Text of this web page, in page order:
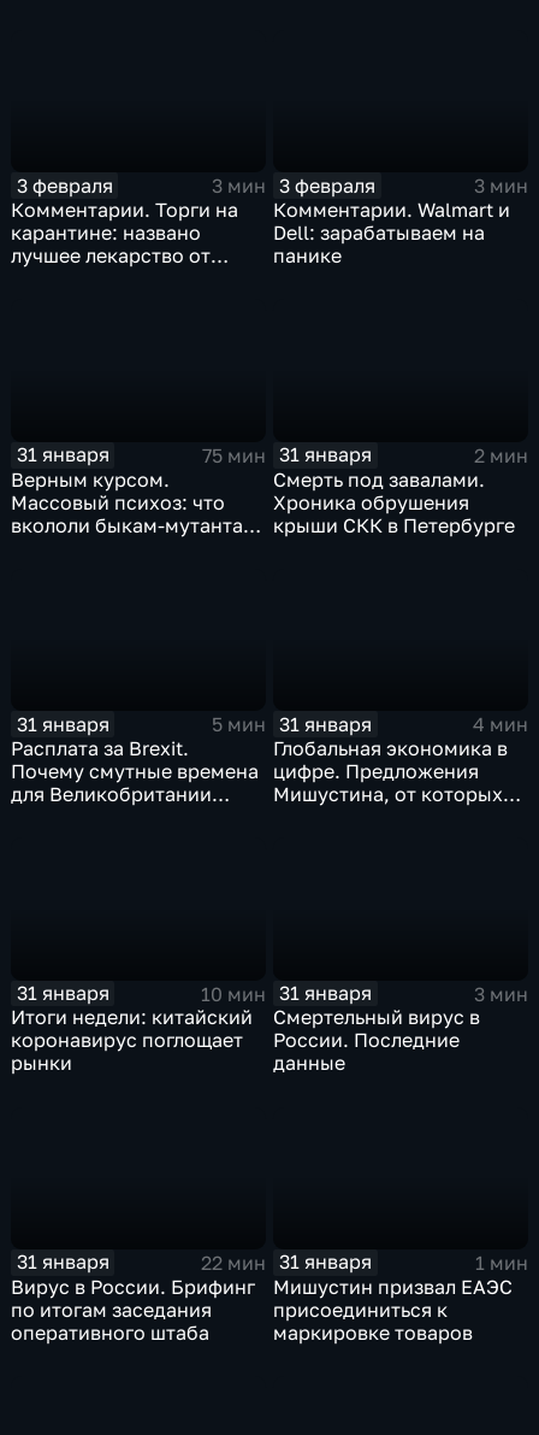
3 февраля
3 мин
Комментарии. Торги на
карантине: названо
лучшее лекарство от
3 февраля
3 мин
Комментарии. Walmart и
Dell: зарабатываем на
панике
31 января
75 мин
Верным курсом.
Массовый психоз: что
вкололи быкам-мутантам,
31 января
2 мин
Смерть под завалами.
Хроника обрушения
крыши СКК в Петербурге
31 января
5 мин
Расплата за Brexit.
Почему смутные времена
для Великобритании
31 января
4 мин
Глобальная экономика в
цифре. Предложения
Мишустина, от которых
31 января
10 мин
Итоги недели: китайский
коронавирус поглощает
рынки
31 января
3 мин
Смертельный вирус в
России. Последние
данные
31 января
22 мин
Вирус в России. Брифинг
по итогам заседания
оперативного штаба
31 января
1 мин
Мишустин призвал ЕАЭС
присоединиться к
маркировке товаров